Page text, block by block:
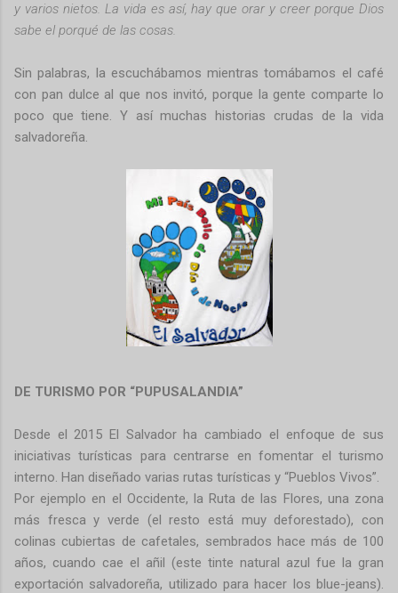
y varios nietos. La vida es así, hay que orar y creer porque Dios
sabe el porqué de las cosas.
Sin palabras, la escuchábamos mientras tomábamos el café
con pan dulce al que nos invitó, porque la gente comparte lo
poco que tiene. Y así muchas historias crudas de la vida
salvadoreña.
DE TURISMO POR “PUPUSALANDIA”
Desde el 2015 El Salvador ha cambiado el enfoque de sus
iniciativas turísticas para centrarse en fomentar el turismo
interno. Han diseñado varias rutas turísticas y “Pueblos Vivos”.
Por ejemplo en el Occidente, la Ruta de las Flores, una zona
más fresca y verde (el resto está muy deforestado), con
colinas cubiertas de cafetales, sembrados hace más de 100
años, cuando cae el añil (este tinte natural azul fue la gran
exportación salvadoreña, utilizado para hacer los blue-jeans).